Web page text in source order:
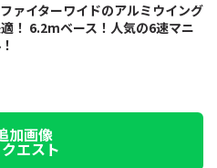
ァイターワイドのアルミウイング
！ 6.2mベース！人気の6速マニ
加画像
エスト